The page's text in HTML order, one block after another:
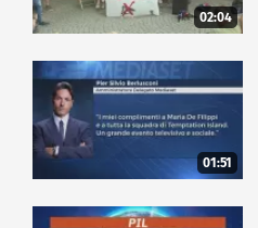
02:04
01:51